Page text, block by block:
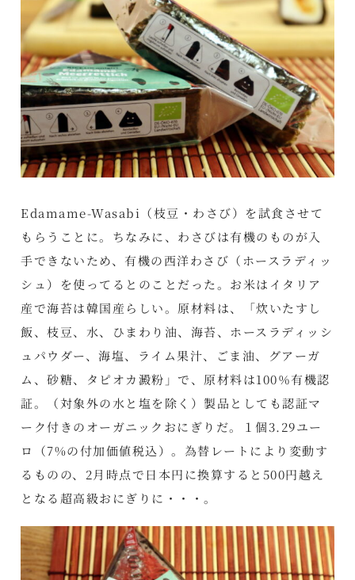
Edamame-Wasabi（枝豆・わさび）を試食させて
もらうことに。ちなみに、わさびは有機のものが入
手できないため、有機の西洋わさび（ホースラディッ
シュ）を使ってるとのことだった。お米はイタリア
産で海苔は韓国産らしい。原材料は、「炊いたすし
飯、枝豆、水、ひまわり油、海苔、ホースラディッシ
ュパウダー、海塩、ライム果汁、ごま油、グアーガ
ム、砂糖、タピオカ澱粉」で、原材料は100％有機認
証。（対象外の水と塩を除く）製品としても認証マ
ーク付きのオーガニックおにぎりだ。１個3.29ユー
ロ（7%の付加価値税込）。為替レートにより変動す
るものの、2月時点で日本円に換算すると500円越え
となる超高級おにぎりに・・・。